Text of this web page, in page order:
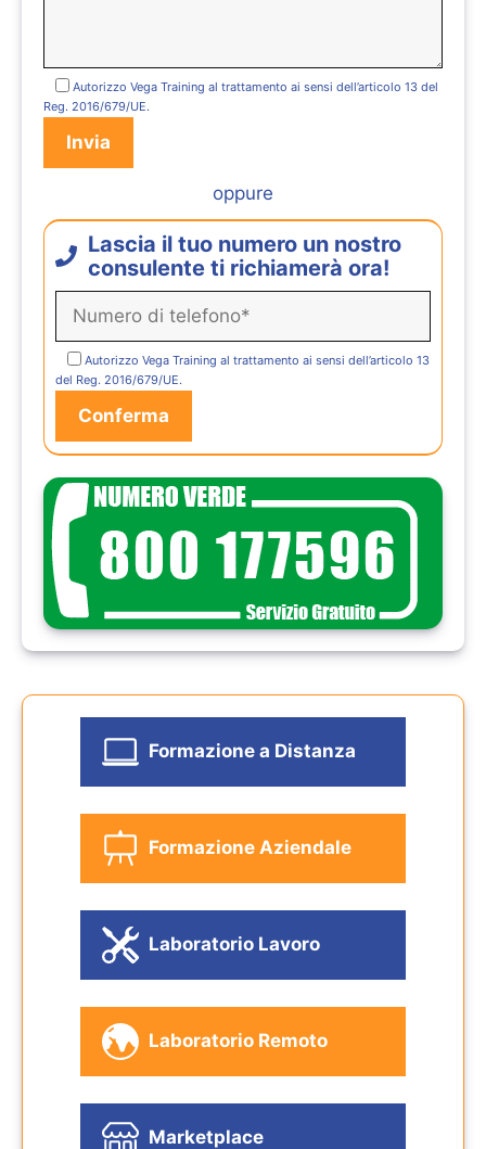
Autorizzo Vega Training al trattamento ai sensi dell’articolo 13 del
Reg. 2016/679/UE.
oppure
Lascia il tuo numero un nostro
consulente ti richiamerà ora!
Autorizzo Vega Training al trattamento ai sensi dell’articolo 13
del Reg. 2016/679/UE.
Formazione a Distanza
Formazione Aziendale
Laboratorio Lavoro
Laboratorio Remoto
Marketplace